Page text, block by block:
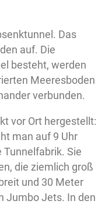
Das
auf. Die
besteht, werden
Meeresboden
verbunden.
vor Ort hergestellt:
man auf 9 Uhr
Tunnelfabrik. Sie
die ziemlich groß
und 30 Meter
Jumbo Jets. In den